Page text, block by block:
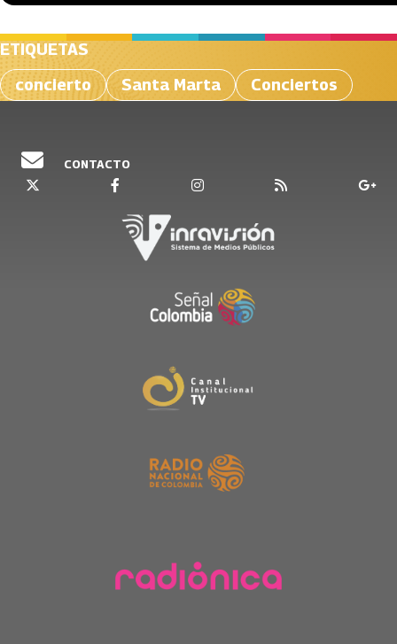
ETIQUETAS
concierto
Santa Marta Conciertos
CONTACTO